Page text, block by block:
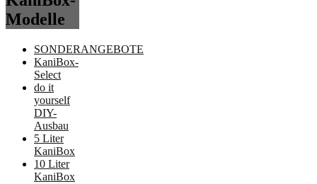
Modelle
SONDERANGEBOTE
KaniBox-
Select
do it
yourself
DIY-
Ausbau
5 Liter
KaniBox
10 Liter
KaniBox